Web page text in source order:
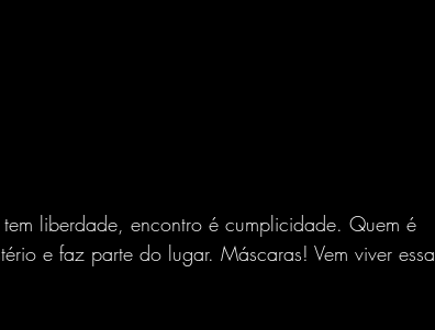
liberdade, encontro é cumplicidade. Quem é
e faz parte do lugar. Máscaras! Vem viver essa